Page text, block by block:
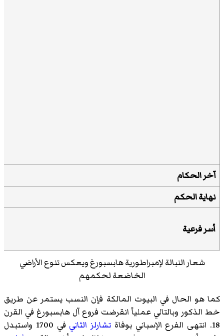
آخر الحكام
نهاية الحكم
أسر فرعية
شعار النبالة لإمبراطورية هابسبورغ ويعكس تنوع الأراضي
الخاضعة لحكمهم
كما هو الحال في البيوت المالكة فإن النسب يستمر عن طريق
خط الذكور وبالتالي عملياً انقرضت فروع آل هابسبورغ في القرن
18. انتهى الفرع الإسباني بوفاة
تشارلز الثاني
في 1700 واستبدل